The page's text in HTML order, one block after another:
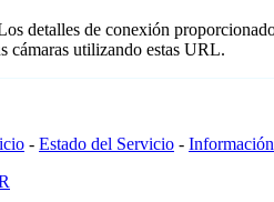
de conexión
cámaras utilizando estas URL.
- Estado del Servicio -